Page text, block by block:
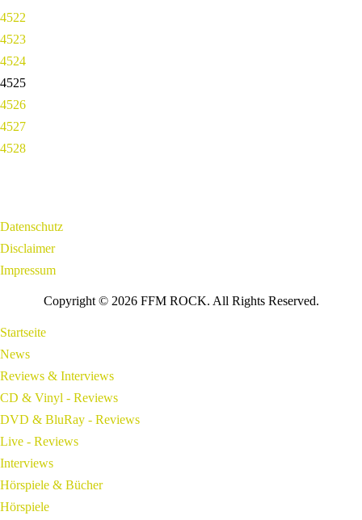
4522
4523
4524
4525
4526
4527
4528
Datenschutz
Disclaimer
Impressum
Copyright © 2026 FFM ROCK. All Rights Reserved.
Startseite
News
Reviews & Interviews
CD & Vinyl - Reviews
DVD & BluRay - Reviews
Live - Reviews
Interviews
Hörspiele & Bücher
Hörspiele